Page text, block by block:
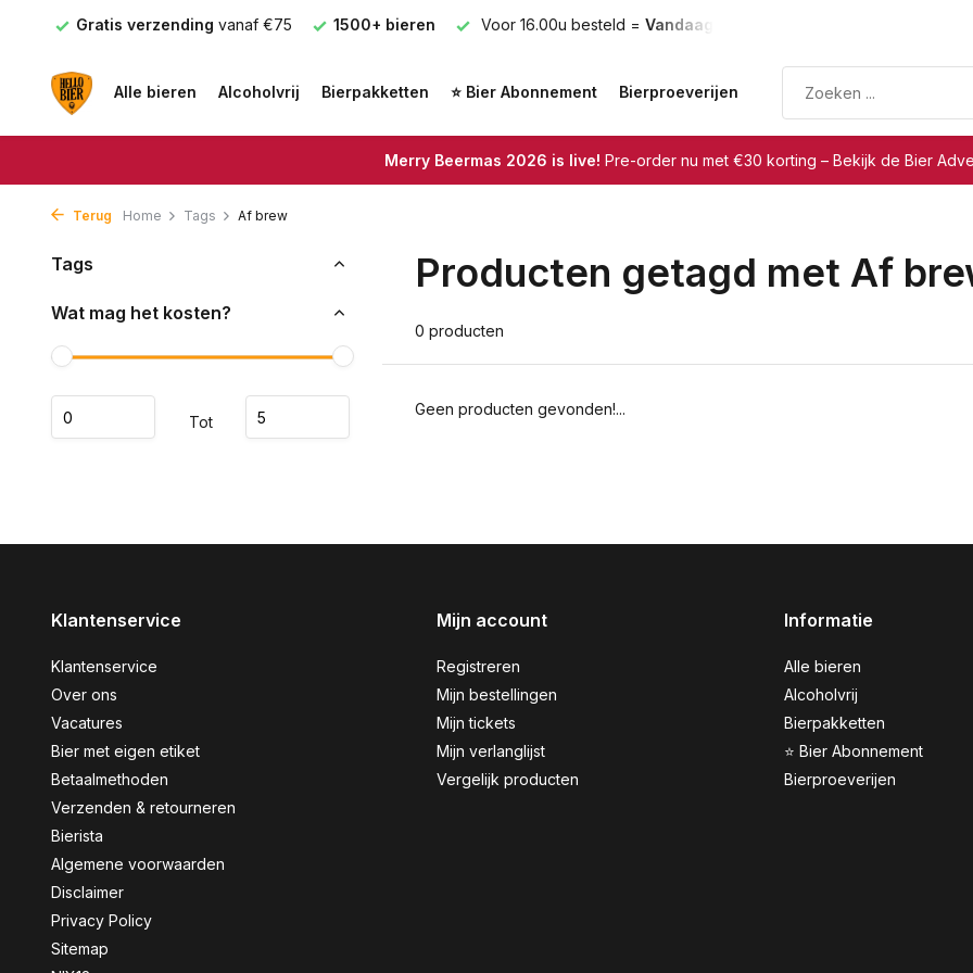
Gratis verzending vanaf €75 1500+ bieren Voor 16.00u besteld = Vandaag verzonden
Alle bieren Alcoholvrij Bierpakketten ⭐ Bier Abonnement Bierproeverijen
Merry Beermas 2026 is live! Pre-order nu met €30 korting – Bekijk de Bier
Terug Home Tags Af brew
Tags
Wat mag het kosten?
Tot
Producten getagd met Af
0 producten
Geen producten gevonden!...
Klantenservice
Klantenservice
Over ons
Vacatures
Bier met eigen etiket
Betaalmethoden
Verzenden & retourneren
Bierista
Algemene voorwaarden
Disclaimer
Privacy Policy
Sitemap
Mijn account
Registreren
Mijn bestellingen
Mijn tickets
Mijn verlanglijst
Vergelijk producten
Informatie
Alle bieren
Alcoholvrij
Bierpakketten
⭐ Bier Abonnement
Bierproeverijen